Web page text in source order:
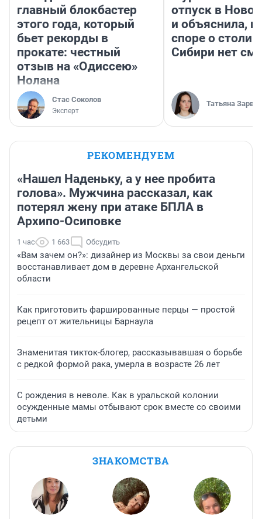
главный блокбастер
этого года, который
бьет рекорды в
прокате: честный
отзыв на «Одиссею»
Нолана
Стас Соколов
Эксперт
отпуск в
и объяснила,
споре о
Сибири нет
Татьяна Зарва
РЕКОМЕНДУЕМ
«Нашел Наденьку, а у нее пробита
голова». Мужчина рассказал, как
потерял жену при атаке БПЛА в
Архипо-Осиповке
1 час 1 663 Обсудить
«Вам зачем он?»: дизайнер из Москвы за свои деньги
восстанавливает дом в деревне Архангельской
области
Как приготовить фаршированные перцы — простой
рецепт от жительницы Барнаула
Знаменитая тикток-блогер, рассказывавшая о борьбе
с редкой формой рака, умерла в возрасте 26 лет
С рождения в неволе. Как в уральской колонии
осужденные мамы отбывают срок вместе со своими
детьми
ЗНАКОМСТВА